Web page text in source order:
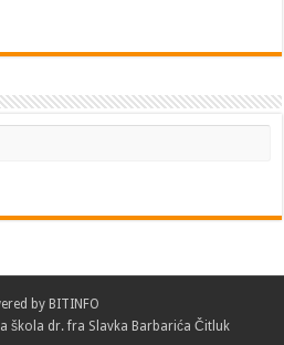
by BITINFO
škola dr. fra Slavka Barbarića Čitluk